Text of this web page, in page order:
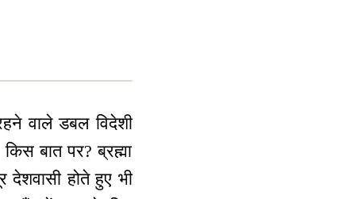
वाले डबल विदेशी
बात पर? ब्रह्मा
देशवासी होते हुए भी